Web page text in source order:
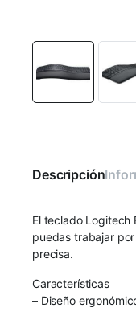
Descripción
El teclado Logitech
puedas trabajar
precisa.
Características
– Diseño